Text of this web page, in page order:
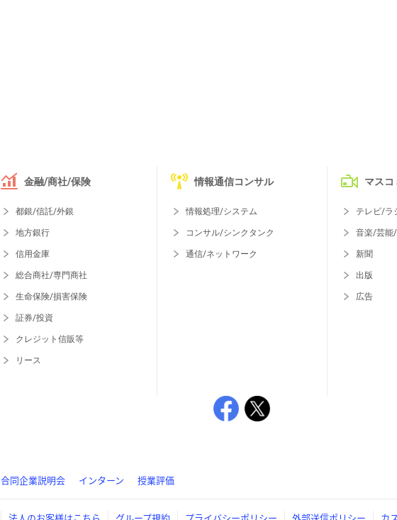
金融/商社/保険
都銀/信託/外銀
地方銀行
信用金庫
総合商社/専門商社
生命保険/損害保険
証券/投資
クレジット信販等
リース
情報通信コンサル
情報処理/システム
コンサル/シンクタンク
通信/ネットワーク
マスコ
テレビ/ラ
音楽/芸能
新聞
出版
広告
合同企業説明会 インターン 授業評価